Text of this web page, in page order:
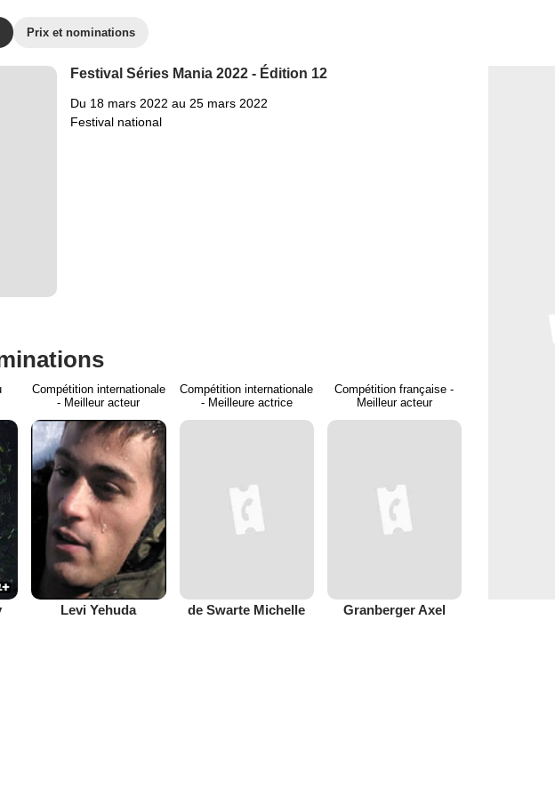
Prix et nominations
Festival Séries Mania 2022 - Édition 12
Du 18 mars 2022 au 25 mars 2022
Festival national
Compétition internationale
- Meilleur acteur
Levi Yehuda
Compétition internationale
- Meilleure actrice
de Swarte Michelle
Compétition française -
Meilleur acteur
Granberger Axel